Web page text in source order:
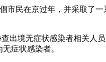
市民在京过年，并采取了
出境无症状感染者相关人
症状感染者。